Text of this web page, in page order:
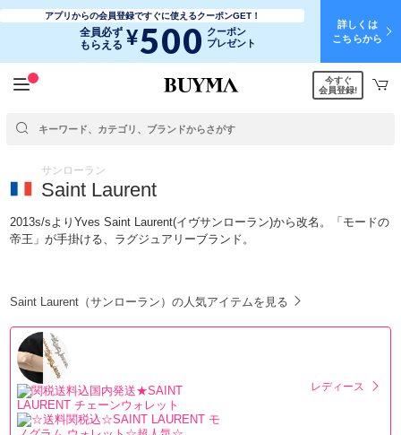
アプリからの会員登録ですぐに使えるクーポンGET！
全員必ず
もらえる ¥500 クーポン
プレゼント
詳しくは
こちらから
今すぐ
会員登録!
サンローラン
Saint Laurent
2013s/sよりYves Saint Laurent(イヴサンローラン)から改名。「モードの
帝王」が手掛ける、ラグジュアリーブランド。
Saint Laurent（サンローラン）の人気アイテムを見る
レディース